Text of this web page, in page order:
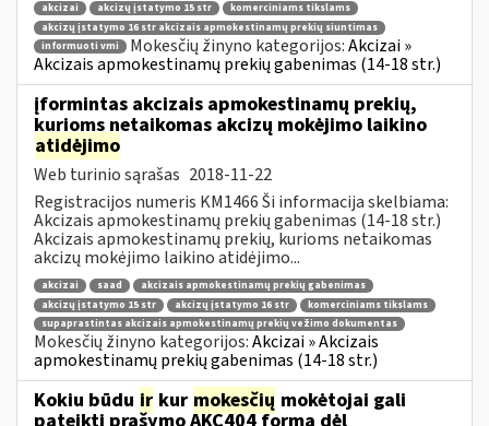
akcizai akcizų įstatymo 15 str
komerciniams tikslams
akcizų įstatymo 16 str akcizais apmokestinamų prekių siuntimas
informuoti vmi
Mokesčių žinyno kategorijos:Akcizai »
Akcizais apmokestinamų prekių gabenimas (14-18 str.)
įformintas akcizais apmokestinamų prekių,
kurioms netaikomas akcizų mokėjimo laikino
atidėjimo
Web turinio sąrašas 2018-11-22
Registracijos numeris KM1466 Ši informacija skelbiama:
Akcizais apmokestinamų prekių gabenimas (14-18 str.)
Akcizais apmokestinamų prekių, kurioms netaikomas
akcizų mokėjimo laikino atidėjimo...
akcizai saad
akcizais apmokestinamų prekių gabenimas
akcizų įstatymo 15 str
akcizų įstatymo 16 str
komerciniams tikslams
supaprastintas akcizais apmokestinamų prekių vežimo dokumentas
Mokesčių žinyno kategorijos:Akcizai » Akcizais
apmokestinamų prekių gabenimas (14-18 str.)
Kokiu būdu ir kur mokesčių mokėtojai gali
pateikti prašymo AKC404 formą dėl